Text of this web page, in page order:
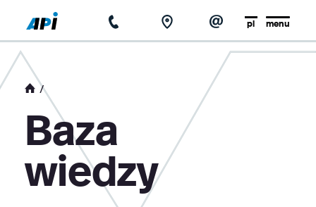
menu
pl
strona główna
aktualności
baza wiedzy
kontakt
Baza
wiedzy